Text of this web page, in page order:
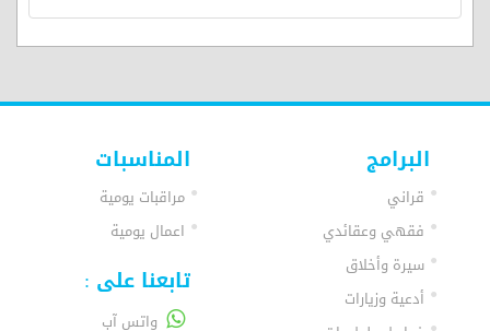
البرامج
قراني
فقهي وعقائدي
سيرة وأخلاق
أدعية وزيارات
المناسبات
مراقبات يومية
اعمال يومية
تابعنا على :
واتس آب